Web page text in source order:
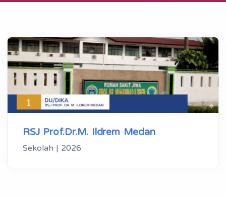
RSJ Prof.Dr.M. Ildrem Medan
Sekolah | 2026